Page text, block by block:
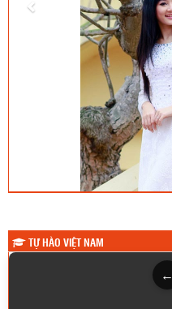
TỰ HÀO VIỆT NAM
←